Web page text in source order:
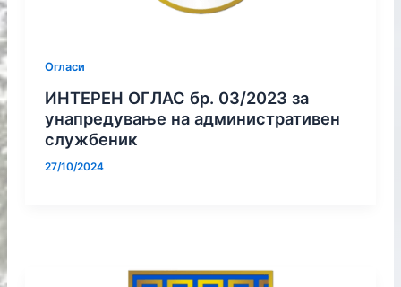
Огласи
ИНТЕРЕН ОГЛАС бр. 03/2023 за
унапредување на административен
службеник
27/10/2024